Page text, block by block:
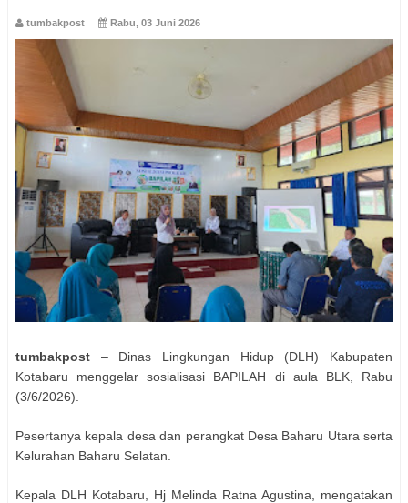
tumbakpost Rabu, 03 Juni 2026
tumbakpost – Dinas Lingkungan Hidup (DLH) Kabupaten
Kotabaru menggelar sosialisasi BAPILAH di aula BLK, Rabu
(3/6/2026).
Pesertanya kepala desa dan perangkat Desa Baharu Utara serta
Kelurahan Baharu Selatan.
Kepala DLH Kotabaru, Hj Melinda Ratna Agustina, mengatakan